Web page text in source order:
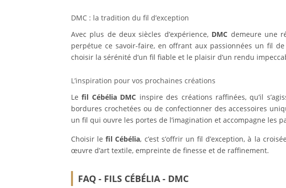
DMC : la tradition du fil d’exception
Avec plus de deux siècles d’expérience, DMC demeure une
perpétue ce savoir-faire, en offrant aux passionnées un fil
choisir la sérénité d’un fil fiable et le plaisir d’un rendu
L’inspiration pour vos prochaines créations
Lefil Cébélia DMC inspire des créations raffinées, qu’il
bordures crochetées ou de confectionner des accessoires
un fil qui ouvre les portes de l’imagination et accompagne les
Choisir lefil Cébélia, c’est s’offrir un fil d’exception, à la
œuvre d’art textile, empreinte de finesse et de raffinement.
FAQ - FILS CÉBÉLIA - DMC